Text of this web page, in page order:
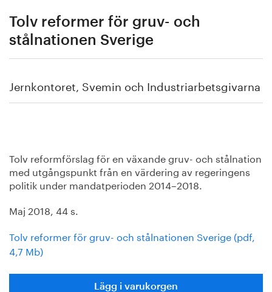
Publicerat
Om oss
Tolv reformer för gruv- och
stålnationen Sverige
Jernkontoret, Svemin och Industriarbetsgivarna
Tolv reformförslag för en växande gruv- och stålnation
med utgångspunkt från en värdering av regeringens
politik under mandatperioden 2014–2018.
Maj 2018, 44 s.
Tolv reformer för gruv- och stålnationen Sverige (pdf,
4,7 Mb)
Lägg i varukorgen